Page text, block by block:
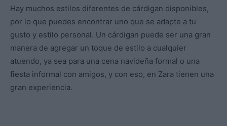
Hay muchos estilos diferentes de cárdigan disponibles,
por lo que puedes encontrar uno que se adapte a tu
gusto y estilo personal. Un cárdigan puede ser una gran
manera de agregar un toque de estilo a cualquier
atuendo, ya sea para una cena navideña formal o una
fiesta informal con amigos, y con eso, en Zara tienen una
gran experiencia.